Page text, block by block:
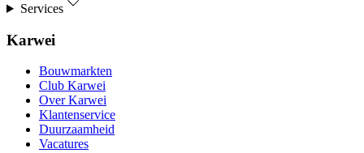
Services
Karwei
Bouwmarkten
Club Karwei
Over Karwei
Klantenservice
Duurzaamheid
Vacatures